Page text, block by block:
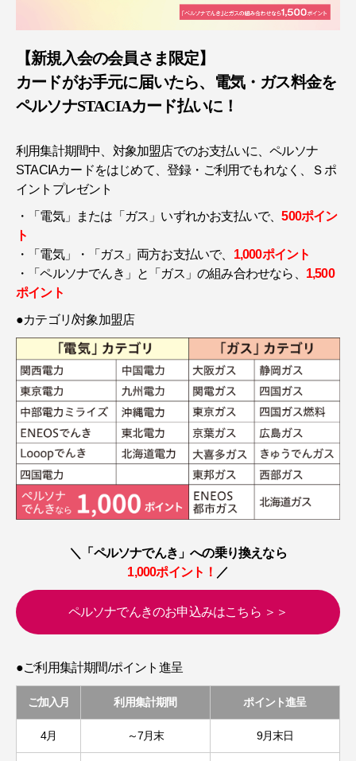
【新規入会の会員さま限定】
カードがお手元に届いたら、電気・ガス料金を
ペルソナSTACIAカード払いに！
利用集計期間中、対象加盟店でのお支払いに、ペルソナ
STACIAカードをはじめて、登録・ご利用でもれなく、Ｓポ
イントプレゼント
・「電気」または「ガス」いずれかお支払いで、500ポイン
ト
・「電気」・「ガス」両方お支払いで、 1,000ポイント
・「ペルソナでんき」と「ガス」の組み合わせなら、 1,500
ポイント
●カテゴリ/対象加盟店
＼「ペルソナでんき」への乗り換えなら
1,000ポイント！ ／
ペルソナでんきのお申込みはこちら ＞＞
●ご利用集計期間/ポイント進呈
ご加入月 利用集計期間 ポイント進呈
4月 ～7月末 9月末日